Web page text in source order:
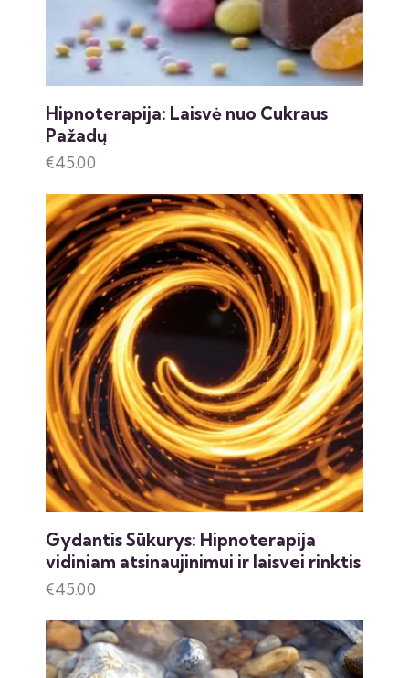
Hipnoterapija: Laisvė nuo Cukraus
Pažadų
€45.00
Gydantis Sūkurys: Hipnoterapija
vidiniam atsinaujinimui ir laisvei rinktis
€45.00